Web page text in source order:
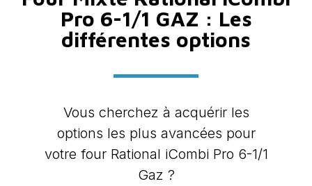
Pro 6-1/1 GAZ : Les
différentes options
Vous cherchez à acquérir les
options les plus avancées pour
votre four Rational iCombi Pro 6-1/1
Gaz ?